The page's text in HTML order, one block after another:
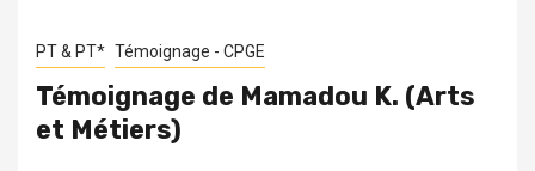
PT & PT* Témoignage - CPGE
Témoignage de Mamadou K. (Arts
et Métiers)